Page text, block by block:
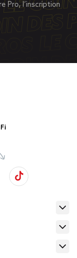
Pro, l’inscription